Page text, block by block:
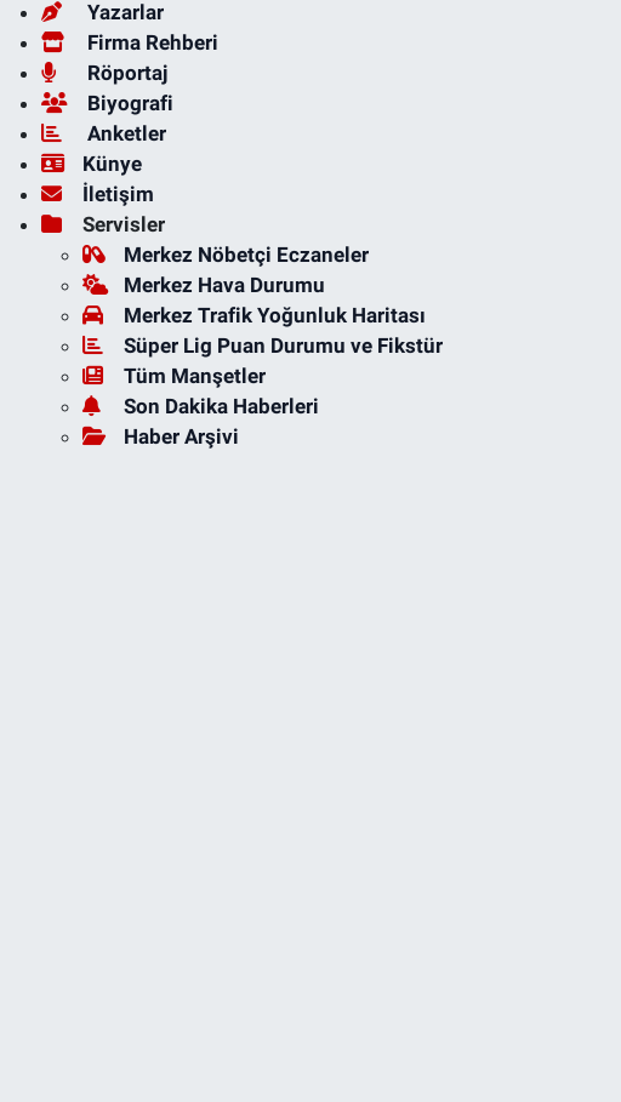
Yazarlar
Firma Rehberi
Röportaj
Biyografi
Anketler
Künye
İletişim
Servisler
Merkez Nöbetçi Eczaneler
Merkez Hava Durumu
Merkez Trafik Yoğunluk Haritası
Süper Lig Puan Durumu ve Fikstür
Tüm Manşetler
Son Dakika Haberleri
Haber Arşivi